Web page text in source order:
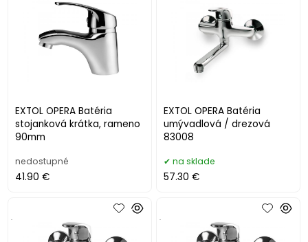
EXTOL OPERA Batéria
stojanková krátka, rameno
90mm
nedostupné
41.90 €
EXTOL OPERA Batéria
umývadlová / drezová
83008
na sklade
57.30 €
. .